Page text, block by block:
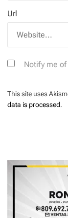
Url
Notify me
This site uses
data is processed.